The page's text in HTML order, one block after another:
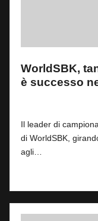
WorldSBK,
è successo
Il leader di
di WorldSBK,
agli…